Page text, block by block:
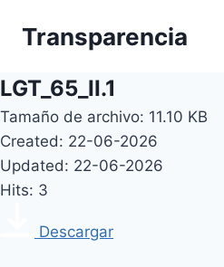
Transparencia
LGT_65_II.1
Tamaño de archivo: 11.10 KB
Created: 22-06-2026
Updated: 22-06-2026
Hits: 3
Descargar